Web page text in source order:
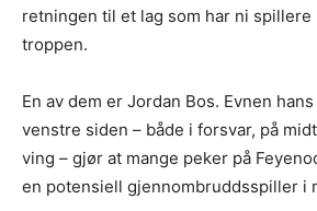
retningen til et lag som har ni spillere
troppen.
En av dem er Jordan Bos. Evnen
venstre siden – både i forsvar, på
ving – gjør at mange peker på
en potensiell gjennombruddsspiller i